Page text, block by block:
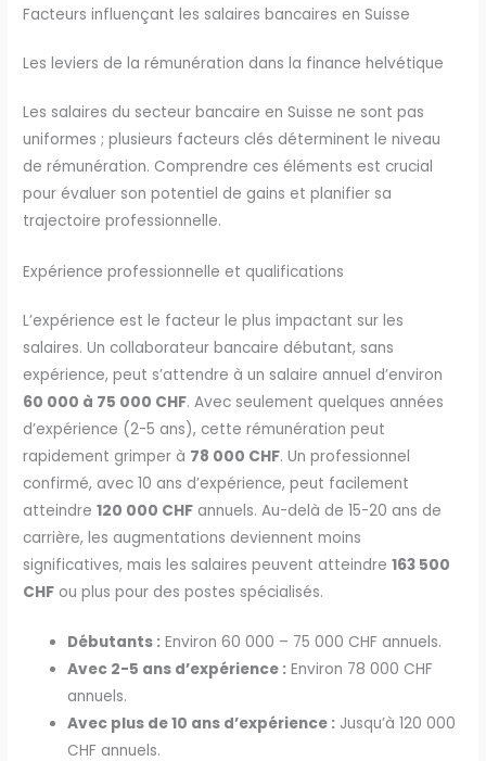
Facteurs influençant les salaires bancaires en Suisse
Les leviers de la rémunération dans la finance helvétique
Les salaires du secteur bancaire en Suisse ne sont pas
uniformes ; plusieurs facteurs clés déterminent le niveau
de rémunération. Comprendre ces éléments est crucial
pour évaluer son potentiel de gains et planifier sa
trajectoire professionnelle.
Expérience professionnelle et qualifications
L’expérience est le facteur le plus impactant sur les
salaires. Un collaborateur bancaire débutant, sans
expérience, peut s’attendre à un salaire annuel d’environ
60 000 à 75 000 CHF. Avec seulement quelques années
d’expérience (2-5 ans), cette rémunération peut
rapidement grimper à 78 000 CHF. Un professionnel
confirmé, avec 10 ans d’expérience, peut facilement
atteindre120 000 CHF annuels. Au-delà de 15-20 ans de
carrière, les augmentations deviennent moins
significatives, mais les salaires peuvent atteindre163 500
CHF ou plus pour des postes spécialisés.
Débutants : Environ 60 000 – 75 000 CHF annuels.
Avec 2-5 ans d’expérience : Environ 78 000 CHF
annuels.
Avec plus de 10 ans d’expérience : Jusqu’à 120 000
CHF annuels.